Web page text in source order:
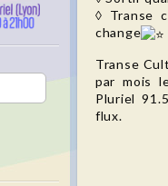
◊ Transe
change
Transe
par mois
Pluriel
flux.